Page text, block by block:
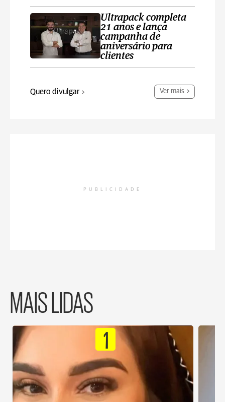
Ultrapack completa
21 anos e lança
campanha de
aniversário para
clientes
Quero divulgar Ver mais
PUBLICIDADE
MAIS LIDAS
1